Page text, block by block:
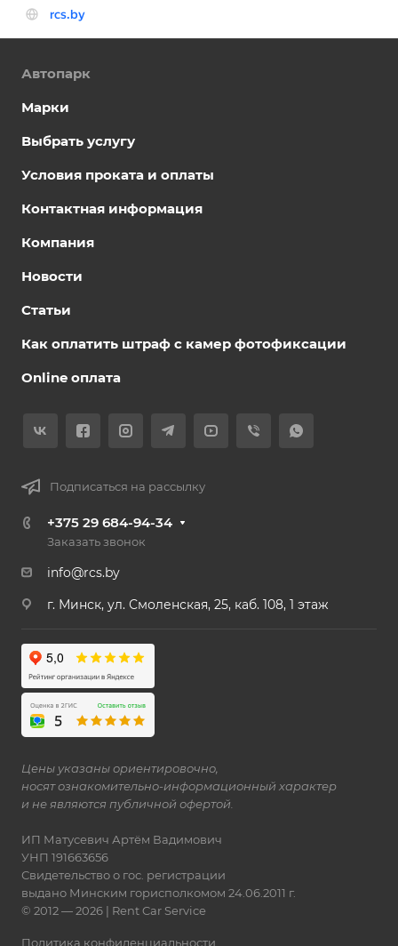
Автопарк
Марки
Выбрать услугу
Условия проката и оплаты
Контактная информация
Компания
Новости
Статьи
Как оплатить штраф с камер фотофиксации
Online оплата
Подписаться на рассылку
+375 29 684-94-34
Заказать звонок
info@rcs.by
г. Минск, ул. Смоленская, 25, каб. 108, 1 этаж
Цены указаны ориентировочно,
носят ознакомительно-информационный характер
и не являются публичной офертой.
ИП Матусевич Артём Вадимович
УНП 191663656
Свидетельство о гос. регистрации
выдано Минским горисполкомом 24.06.2011 г.
© 2012 — 2026 | Rent Car Service
Политика конфиденциальности